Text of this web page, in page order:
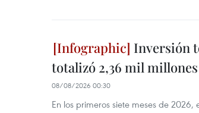
Inversión
totalizó 2,36 mil
08/08/2026 00:30
En los primeros siete meses de